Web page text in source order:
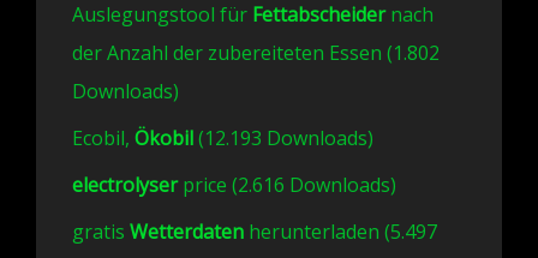
Auslegungstool für Fettabscheidernach
der Anzahl der zubereiteten Essen (1.802
Downloads)
Ecobil, Ökobil(12.193 Downloads)
electrolyserprice (2.616 Downloads)
gratis Wetterdaten herunterladen (5.497